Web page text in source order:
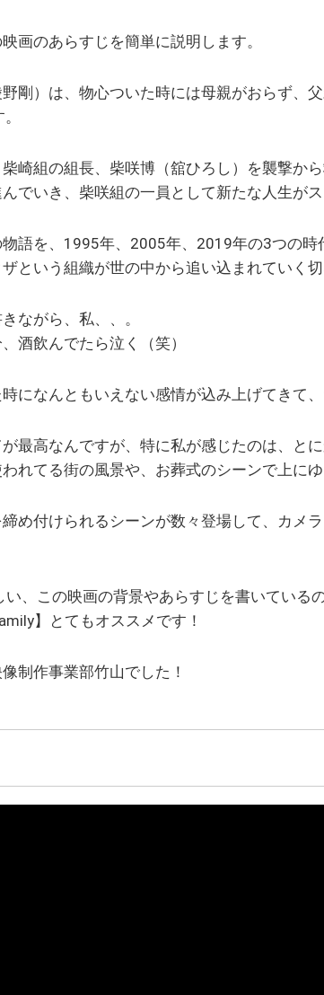
画のあらすじを簡単に説明します。
剛）は、物心ついた時には母親がおらず、
崎組の組長、柴咲博（舘ひろし）を襲撃か
でいき、柴咲組の一員として新たな人生が
語を、1995年、2005年、2019年の3つの
という組織が世の中から追い込まれていく
ながら、私、、。
酒飲んでたら泣く（笑）
になんともいえない感情が込み上げてきて
最高なんですが、特に私が感じたのは、と
れてる街の風景や、お葬式のシーンで上に
め付けられるシーンが数々登場して、カメ
い、この映画の背景やあらすじを書いている
】とてもオススメです！
制作事業部竹山でした！